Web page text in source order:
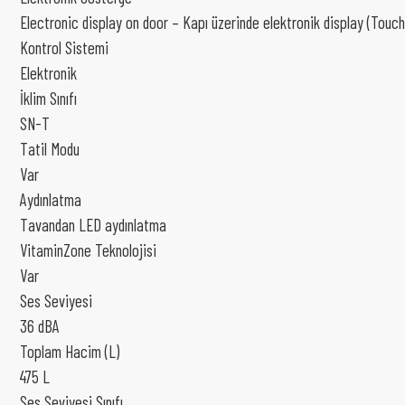
Electronic display on door – Kapı üzerinde elektronik display
Kontrol Sistemi
Elektronik
İklim Sınıfı
SN-T
Tatil Modu
Var
Aydınlatma
Tavandan LED aydınlatma
VitaminZone Teknolojisi
Var
Ses Seviyesi
36 dBA
Toplam Hacim (L)
475 L